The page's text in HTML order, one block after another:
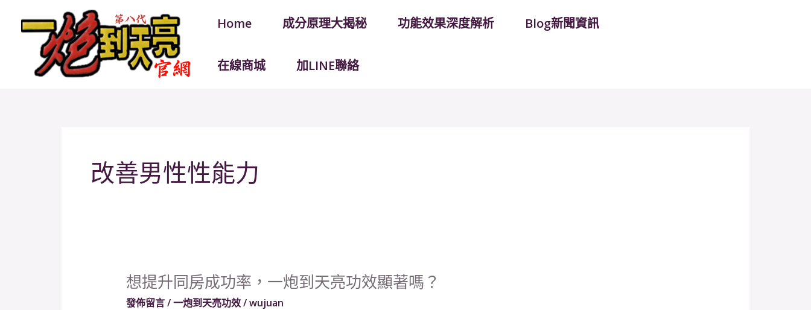
Home 成分原理大揭秘 功能效果深度解析 Blog新聞資訊
在線商城 加LINE聯絡
改善男性性能力
想提升同房成功率，一炮到天亮功效顯著嗎？
發佈留言/一炮到天亮功效/wujuan
想
提